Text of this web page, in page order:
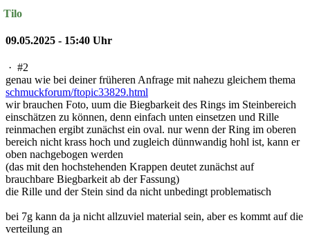
Tilo
09.05.2025 - 15:40 Uhr
· #2
genau wie bei deiner früheren Anfrage mit nahezu gleichem thema
schmuckforum/ftopic33829.html
wir brauchen Foto, uum die Biegbarkeit des Rings im Steinbereich
einschätzen zu können, denn einfach unten einsetzen und Rille
reinmachen ergibt zunächst ein oval. nur wenn der Ring im oberen
bereich nicht krass hoch und zugleich dünnwandig hohl ist, kann er
oben nachgebogen werden
(das mit den hochstehenden Krappen deutet zunächst auf
brauchbare Biegbarkeit ab der Fassung)
die Rille und der Stein sind da nicht unbedingt problematisch
bei 7g kann da ja nicht allzuviel material sein, aber es kommt auf die
verteilung an